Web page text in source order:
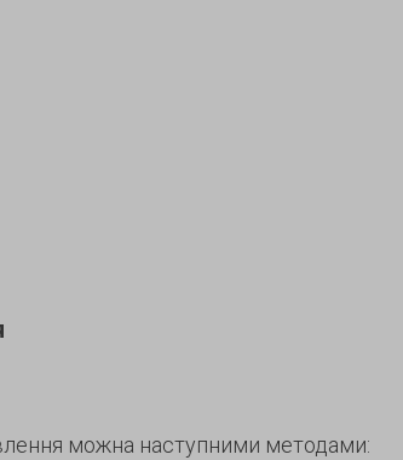
можна наступними методами: